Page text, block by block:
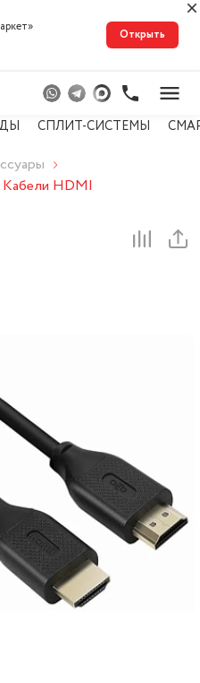
Открыть
СПЛИТ-СИСТЕМЫ
Кабели HDMI